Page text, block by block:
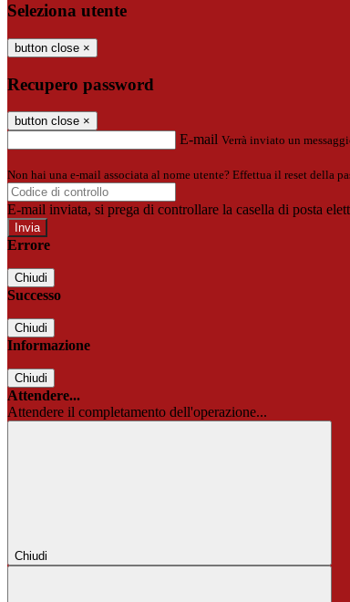
Seleziona utente
button close ×
Recupero password
button close ×
E-mail Verrà inviato un
Non hai una e-mail associata al nome utente? Effettua il reset della
E-mail inviata, si prega di controllare la casella di posta
Errore
Chiudi
Successo
Chiudi
Informazione
Chiudi
Attendere...
Attendere il completamento dell'operazione...
Chiudi